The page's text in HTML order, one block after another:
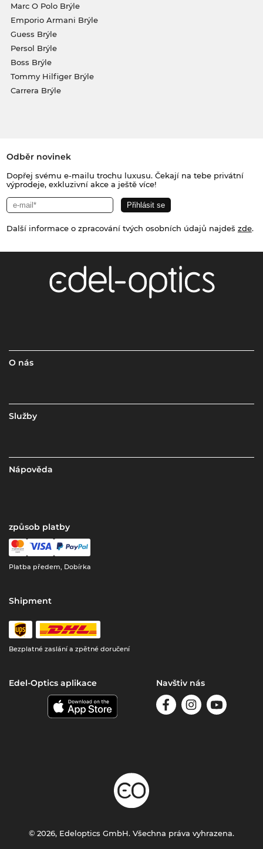
Marc O Polo Brýle
Emporio Armani Brýle
Guess Brýle
Persol Brýle
Boss Brýle
Tommy Hilfiger Brýle
Carrera Brýle
Odběr novinek
Dopřej svému e-mailu trochu luxusu. Čekají na tebe privátní
výprodeje, exkluzivní akce a ještě více!
Další informace o zpracování tvých osobních údajů najdeš zde.
O nás
Služby
Nápověda
způsob platby
Platba předem, Dobírka
Shipment
Bezplatné zaslání a zpětné doručení
Edel-Optics aplikace Navštiv nás
© 2026, Edeloptics GmbH. Všechna práva vyhrazena.